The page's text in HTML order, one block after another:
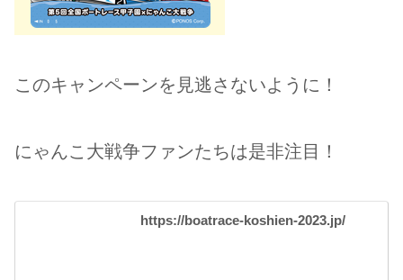
このキャンペーンを見逃さないように！
にゃんこ大戦争ファンたちは是非注目！
https://boatrace-koshien-2023.jp/